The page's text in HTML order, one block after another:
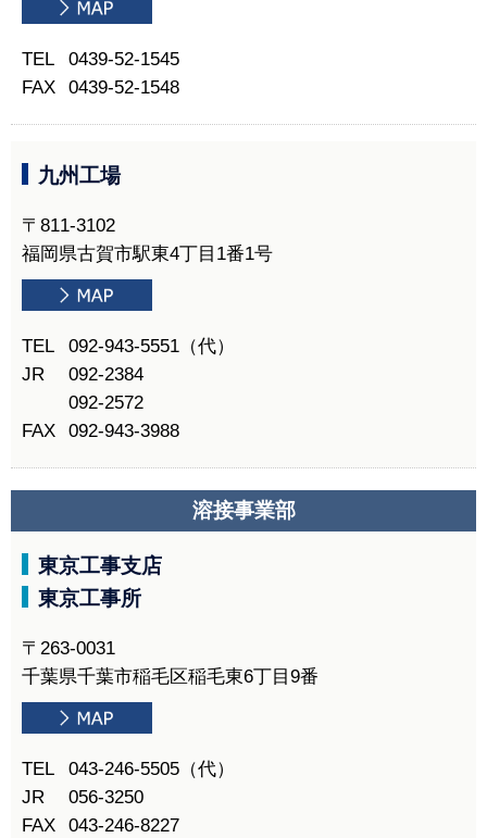
TEL
0439-52-1545
FAX
0439-52-1548
九州工場
〒811-3102
福岡県古賀市駅東4丁目1番1号
TEL
092-943-5551（代）
JR
092-2384
092-2572
FAX
092-943-3988
溶接事業部
東京工事支店
東京工事所
〒263-0031
千葉県千葉市稲毛区稲毛東6丁目9番
TEL
043-246-5505（代）
JR
056-3250
FAX
043-246-8227